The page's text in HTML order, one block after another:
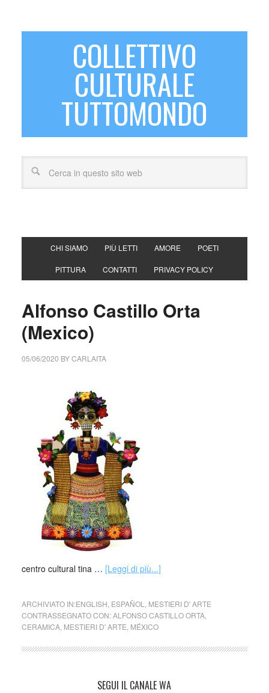
COLLETTIVO
CULTURALE
TUTTOMONDO
CHI SIAMO PIÙ LETTI AMORE POETI
PITTURA CONTATTI PRIVACY POLICY
Alfonso Castillo Orta
(Mexico)
05/06/2020 BYCARLAITA
centro cultural tina … [Leggi di più...]
ARCHIVIATO IN:ENGLISH ESPAÑOL
MESTIERI D' ARTE
CONTRASSEGNATO CON:ALFONSO CASTILLO ORTA,
CERAMICA, MESTIERI D' ARTE MÉXICO
SEGUI IL CANALE WA